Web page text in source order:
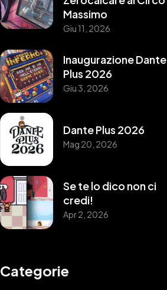
Massimo
Giu 11, 2026
Inaugurazione Dante
Plus 2026
Giu 3, 2026
Dante Plus 2026
Mag 20, 2026
Se te lo dico non ci
credi!
Apr 2, 2026
Categorie